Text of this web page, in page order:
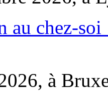
au chez-
à